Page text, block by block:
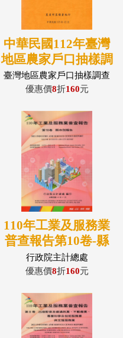
中華民國112年臺灣
地區農家戶口抽樣調
查報告
臺灣地區農家戶口抽樣調查
報告
優惠價8折160元
110年工業及服務業
普查報告第10卷-縣
市別報告
行政院主計總處
優惠價8折160元